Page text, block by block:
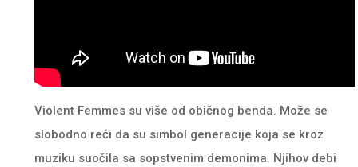
Violent Femmes su više od običnog benda. Može se
slobodno reći da su simbol generacije koja se kroz
muziku suočila sa sopstvenim demonima. Njihov debi